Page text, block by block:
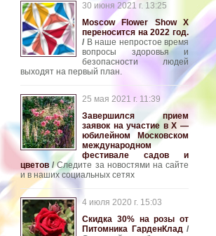
30 июня 2021 г. 13:25
Moscow Flower Show X
переносится на 2022 год.
/ В наше непростое время
вопросы здоровья и
безопасности людей
выходят на первый план.
25 мая 2021 г. 11:39
Завершился прием
заявок на участие в Х —
юбилейном Московском
международном
фестивале садов и
цветов /Следите за новостями на сайте
и в наших социальных сетях
4 июля 2020 г. 15:03
Скидка 30% на розы от
Питомника ГарденКлад /